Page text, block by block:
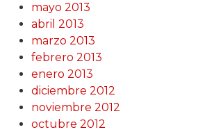
mayo 2013
abril 2013
marzo 2013
febrero 2013
enero 2013
diciembre 2012
noviembre 2012
octubre 2012